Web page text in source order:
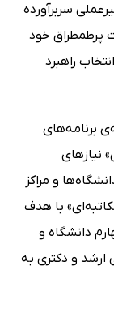
سربرآورده
پرطمطراق خود
راهبرد
برنامه‌های
نیازهای
و مراکز
با هدف
دانشگاه و
و دکتری به